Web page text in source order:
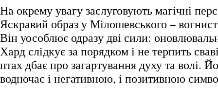
На окрему увагу заслуговують магічні
Яскравий образ у Мілошевського –
Він уособлює одразу дві сили:
Хард слідкує за порядком і не терпить
птах дбає про загартування духу та волі.
водночас і негативною, і позитивною